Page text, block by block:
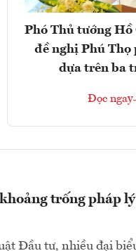
Phó Thủ tướng Hồ
đề nghị Phú
dựa trên ba
Đọc ngay
trống pháp
Đầu tư, nhiều đại